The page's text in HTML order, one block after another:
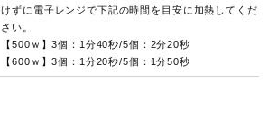
けずに電子レンジで下記の時間を目安に加熱してくだ
さい。
【500ｗ】3個：1分40秒/5個：2分20秒
【600ｗ】3個：1分20秒/5個：1分50秒